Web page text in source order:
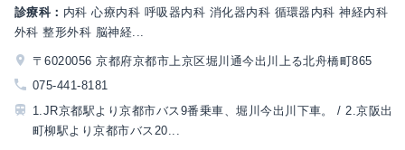
診療科： 内科 心療内科 呼吸器内科 消化器内科 循環器内科 神経内科
外科 整形外科 脳神経...
〒6020056 京都府京都市上京区堀川通今出川上る北舟橋町865
075-441-8181
1.JR京都駅より京都市バス9番乗車、堀川今出川下車。 / 2.京阪出
町柳駅より京都市バス20...